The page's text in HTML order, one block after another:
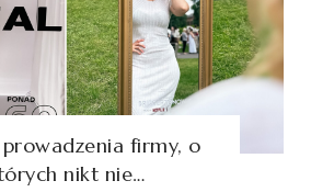
firmy, o
nikt nie…